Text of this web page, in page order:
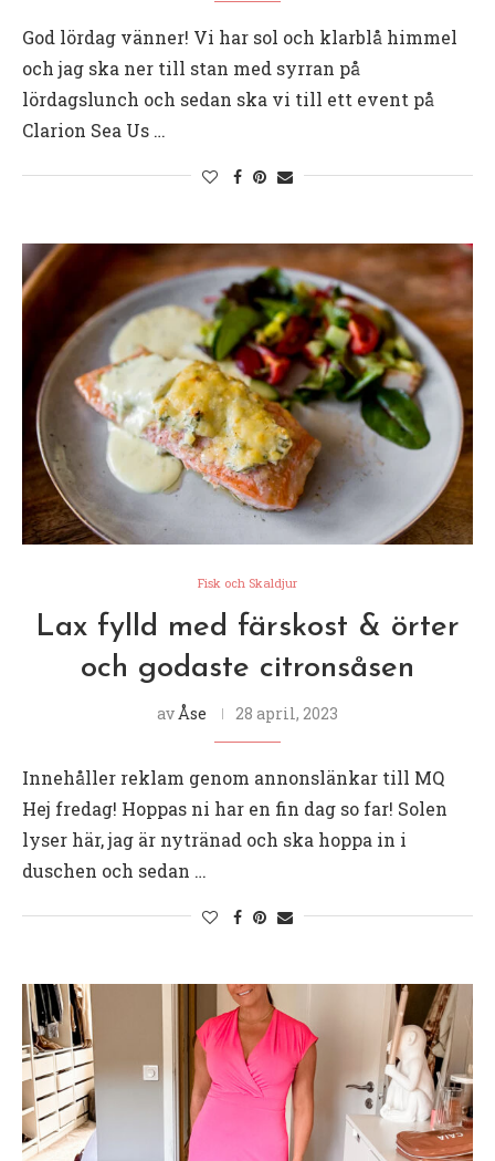
God lördag vänner! Vi har sol och klarblå himmel
och jag ska ner till stan med syrran på
lördagslunch och sedan ska vi till ett event på
Clarion Sea Us …
Fisk och Skaldjur
Lax fylld med färskost & örter
och godaste citronsåsen
av Åse 28 april, 2023
Innehåller reklam genom annonslänkar till MQ
Hej fredag! Hoppas ni har en fin dag so far! Solen
lyser här, jag är nytränad och ska hoppa in i
duschen och sedan …